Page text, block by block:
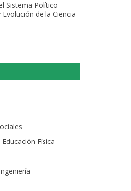
Sistema Político
Evolución de la Ciencia
Física